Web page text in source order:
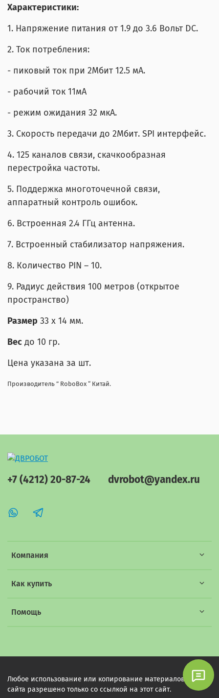
Характеристики:
1. Напряжение питания от 1.9 до 3.6 Вольт DC.
2. Ток потребления:
- пиковый ток при 2Мбит 12.5 мА.
- рабочий ток 11мА
- режим ожидания 32 мкА.
3. Скорость передачи до 2Мбит. SPI интерфейс.
4. 125 каналов связи, скачкообразная
перестройка частоты.
5. Поддержка многоточечной связи,
аппаратный контроль ошибок.
6. Встроенная 2.4 ГГц антенна.
7. Встроенный стабилизатор напряжения.
8. Количество PIN – 10.
9. Радиус действия 100 метров (открытое
пространство)
Размер 33 х 14 мм.
Вес до 10 гр.
Цена указана за шт.
Производитель ” RoboBox “ Китай.
Компания
Как купить
Помощь
+7 (4212) 20-87-24 dvrobot@yandex.ru
Любое использование или копирование материалов этого
сайта разрешено только со ссылкой на этот сайт.